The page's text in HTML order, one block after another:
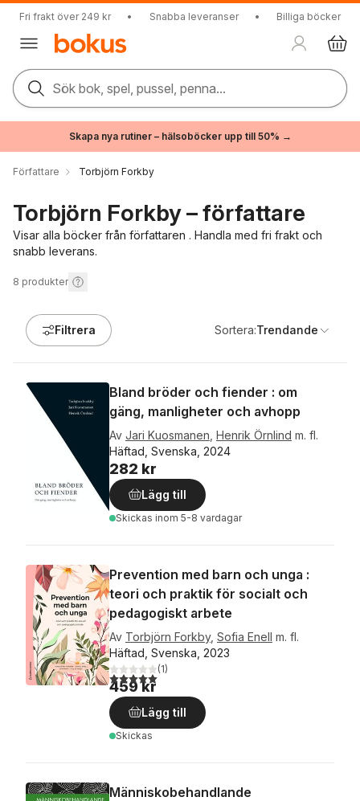
Fri frakt över 249 kr • Snabba leveranser • Billiga böcker
Sök bok, spel, pussel, penna...
Skapa nya rutiner – hälsoböcker upp till 50% →
Författare Torbjörn Forkby
Torbjörn Forkby – författare
Visar alla böcker från författaren . Handla med fri frakt och
snabb leverans.
8 produkter
Filtrera Sortera:Trendande
Bland bröder och fiender : om
gäng, manligheter och avhopp
Av Jari Kuosmanen Henrik Örnlind m. fl.
Häftad, Svenska, 2024
282 kr
Lägg till
Skickas inom 5-8 vardagar
Prevention med barn och unga :
teori och praktik för socialt och
pedagogiskt arbete
Av Torbjörn Forkby, Sofia Enell m. fl.
Häftad, Svenska, 2023
5,0utav 5 stjärnor. Totalt antal röster:
(1)
459 kr
Lägg till
Skickas
Människobehandlande